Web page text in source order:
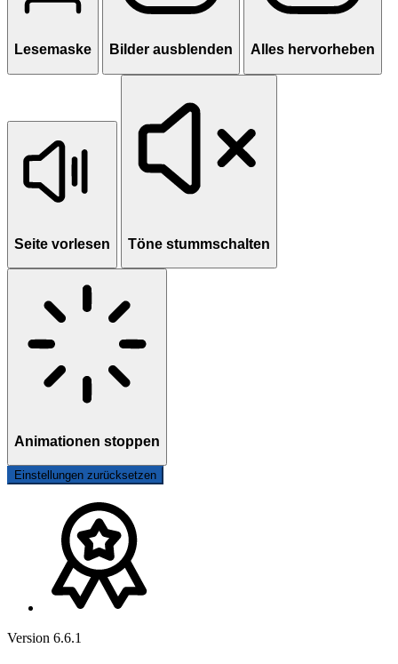
Lesemaske Bilder ausblenden Alles hervorheben
Seite vorlesen Töne stummschalten
Animationen stoppen
Einstellungen zurücksetzen
Version 6.6.1